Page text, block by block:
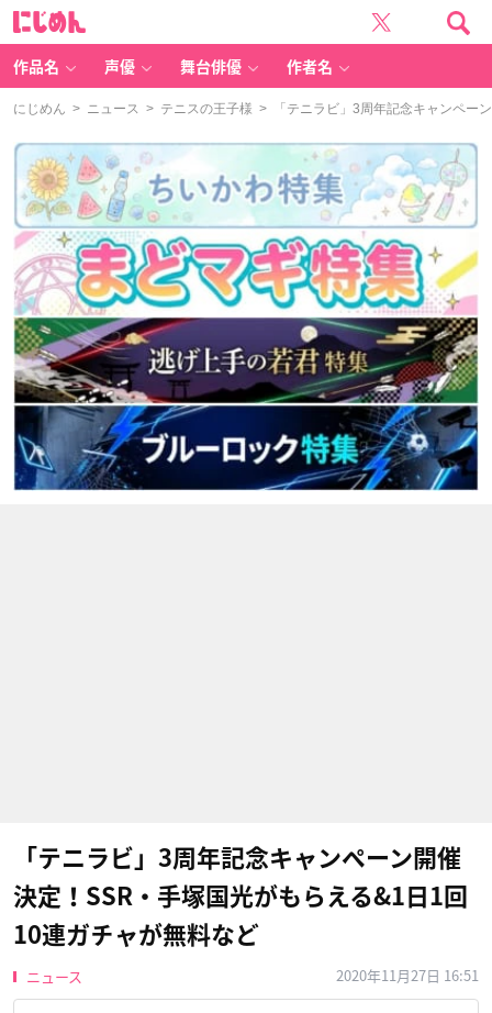
作品名 声優 舞台俳優 作者名
にじめん > ニュース > テニスの王子様 > 「テニラビ」3周年記念キャンペー
「テニラビ」3周年記念キャンペーン開催
決定！SSR・手塚国光がもらえる&1日1回
10連ガチャが無料など
ニュース 2020年11月27日 16:51